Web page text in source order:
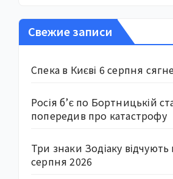
Свежие записи
Спека в Києві 6 серпня
Росія б’є по Бортницькій
попередив про катастрофу
Три знаки Зодіаку
серпня 2026